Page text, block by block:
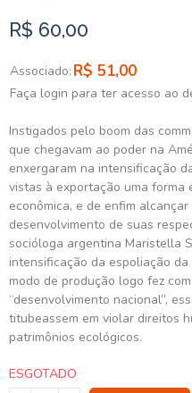
R$ 60,00
Associado: R$ 51,00
Faça login para ter acesso ao
Instigados pelo boom das
que chegavam ao poder na
enxergaram na intensificação
vistas à exportação uma forma
econômica, e de enfim
desenvolvimento de suas
socióloga argentina Maristella
intensificação da espoliação
modo de produção logo fez
“desenvolvimento nacional”,
titubeassem em violar direitos
patrimônios ecológicos.
ESGOTADO